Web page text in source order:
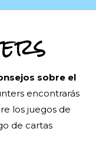
sobre el
encontrarás
los juegos de
de cartas